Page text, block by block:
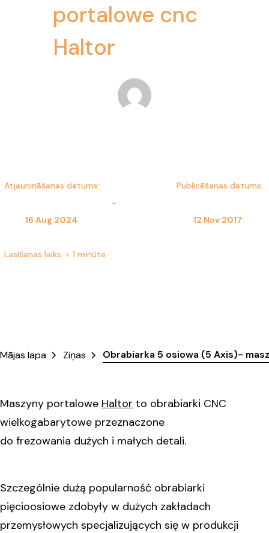
portalowe cnc
Haltor
Atjaunināšanas datums:
16 Aug 2024
-
Publicēšanas datums:
12 Nov 2017
Lasīšanas laiks: < 1 minūte
Mājas lapa Ziņas Obrabiarka 5 osiowa (5 Axis)-
Maszyny portalowe Haltor to obrabiarki CNC
wielkogabarytowe przeznaczone
do frezowania dużych i małych detali.
Szczególnie dużą popularność obrabiarki
pięcioosiowe zdobyły w dużych zakładach
przemysłowych specjalizujących się w produkcji